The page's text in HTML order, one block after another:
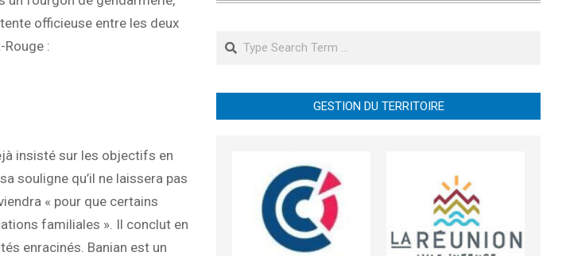
officieuse entre les deux
:
insisté sur les objectifs en
souligne qu’il ne laissera pas
« pour que certains
familiales ». Il conclut en
enracinés. Banian est un
Search
GESTION DU TERRITOIRE